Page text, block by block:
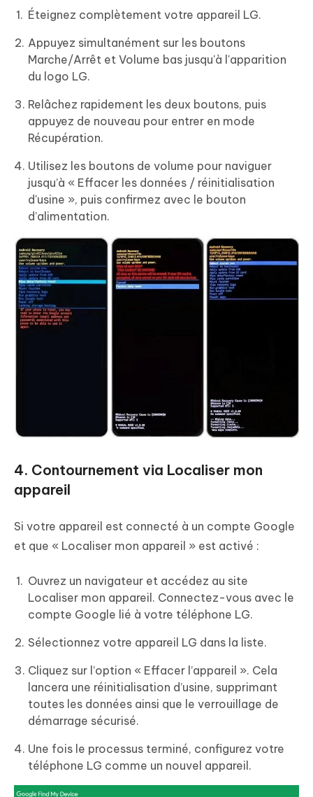
Éteignez complètement votre appareil LG.
Appuyez simultanément sur les boutons
Marche/Arrêt et Volume bas jusqu'à l'apparition
du logo LG.
Relâchez rapidement les deux boutons, puis
appuyez de nouveau pour entrer en mode
Récupération.
Utilisez les boutons de volume pour naviguer
jusqu’à « Effacer les données / réinitialisation
d'usine », puis confirmez avec le bouton
d’alimentation.
4. Contournement via Localiser mon
appareil
Si votre appareil est connecté à un compte Google
et que « Localiser mon appareil » est activé :
Ouvrez un navigateur et accédez au site
Localiser mon appareil. Connectez-vous avec le
compte Google lié à votre téléphone LG.
Sélectionnez votre appareil LG dans la liste.
Cliquez sur l’option « Effacer l’appareil ». Cela
lancera une réinitialisation d’usine, supprimant
toutes les données ainsi que le verrouillage de
démarrage sécurisé.
Une fois le processus terminé, configurez votre
téléphone LG comme un nouvel appareil.